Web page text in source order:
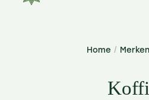
Home / Merken